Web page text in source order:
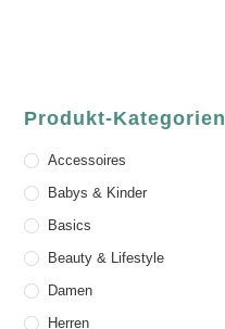
Produkt-Kategorien
Accessoires
Babys & Kinder
Basics
Beauty & Lifestyle
Damen
Herren